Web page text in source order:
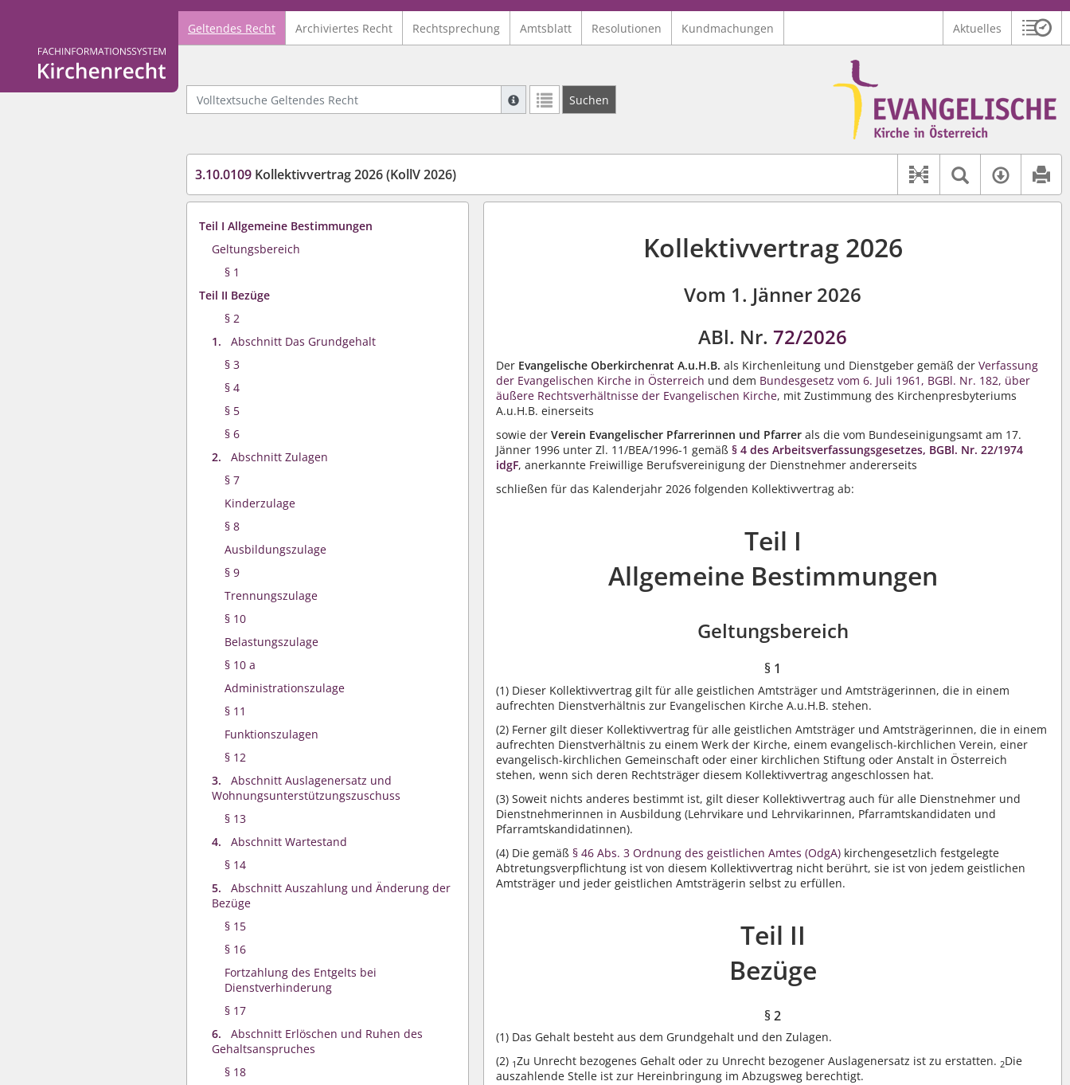
Logo Fachinformationssystem Kirchenrecht
Geltendes Recht Archiviertes Recht Rechtsprechung Amtsblatt Resolutionen Kundmachungen Aktuelles
Volltextsuche Geltendes Recht
Suche mit Platzhalter "*", Bsp. Pfarrer*, findet auch: "Pfarrerinitiative" oder "Pfarrerausschuss".
Suchen
Logo Ev. Kirche in Österreich
3.10.0109 Kollektivvertrag 2026 (KollV 2026)
Dokument-
Textsuche
Teil I Allgemeine Bestimmungen
Geltungsbereich
§ 1
Teil II Bezüge
§ 2
1.
Abschnitt Das Grundgehalt
§ 3
§ 4
§ 5
§ 6
2.
Abschnitt Zulagen
§ 7
Kinderzulage
§ 8
Ausbildungszulage
§ 9
Trennungszulage
§ 10
Belastungszulage
§ 10 a
Administrationszulage
§ 11
Funktionszulagen
§ 12
3.
Abschnitt Auslagenersatz und
Wohnungsunterstützungszuschuss
§ 13
4.
Abschnitt Wartestand
§ 14
5.
Abschnitt Auszahlung und Änderung der
Bezüge
§ 15
§ 16
Fortzahlung des Entgelts bei
Dienstverhinderung
§ 17
6.
Abschnitt Erlöschen und Ruhen des
Gehaltsanspruches
§ 18
Kollektivvertrag 2026
Vom 1. Jänner 2026
ABl. Nr.72/2026
Der Evangelische Oberkirchenrat A.u.H.B. als Kirchenleitung und Dienstgeber gemäß derVerfassung
der Evangelischen Kirche in Österreich und dem Bundesgesetz vom 6. Juli 1961, BGBl. Nr. 182, über
äußere Rechtsverhältnisse der Evangelischen Kirche, mit Zustimmung des Kirchenpresbyteriums
A.u.H.B. einerseits
sowie derVerein Evangelischer Pfarrerinnen und Pfarrer als die vom Bundeseinigungsamt am 17.
Jänner 1996 unter Zl. 11/BEA/1996-1 gemäß§ 4 des Arbeitsverfassungsgesetzes, BGBl. Nr. 22/1974
idgF, anerkannte Freiwillige Berufsvereinigung der Dienstnehmer andererseits
schließen für das Kalenderjahr 2026 folgenden Kollektivvertrag ab:
Teil I
Allgemeine Bestimmungen
Geltungsbereich
§ 1
(1) Dieser Kollektivvertrag gilt für alle geistlichen Amtsträger und Amtsträgerinnen, die in einem
aufrechten Dienstverhältnis zur Evangelischen Kirche A.u.H.B. stehen.
(2) Ferner gilt dieser Kollektivvertrag für alle geistlichen Amtsträger und Amtsträgerinnen, die in einem
aufrechten Dienstverhältnis zu einem Werk der Kirche, einem evangelisch-kirchlichen Verein, einer
evangelisch-kirchlichen Gemeinschaft oder einer kirchlichen Stiftung oder Anstalt in Österreich
stehen, wenn sich deren Rechtsträger diesem Kollektivvertrag angeschlossen hat.
(3) Soweit nichts anderes bestimmt ist, gilt dieser Kollektivvertrag auch für alle Dienstnehmer und
Dienstnehmerinnen in Ausbildung (Lehrvikare und Lehrvikarinnen, Pfarramtskandidaten und
Pfarramtskandidatinnen).
(4) Die gemäß § 46 Abs. 3 Ordnung des geistlichen Amtes (OdgA) kirchengesetzlich festgelegte
Abtretungsverpflichtung ist von diesem Kollektivvertrag nicht berührt, sie ist von jedem geistlichen
Amtsträger und jeder geistlichen Amtsträgerin selbst zu erfüllen.
Teil II
Bezüge
§ 2
(1) Das Gehalt besteht aus dem Grundgehalt und den Zulagen.
(2) 1Zu Unrecht bezogenes Gehalt oder zu Unrecht bezogener Auslagenersatz ist zu erstatten. 2Die
auszahlende Stelle ist zur Hereinbringung im Abzugsweg berechtigt.